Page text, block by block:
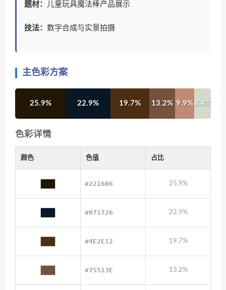
题材： 儿童玩具魔法棒产品展示
技法： 数字合成与实景拍摄
主色彩方案
25.9% 22.9% 19.7% 13.2% 9.9%8.4%
色彩详情
颜色 色值 占比
#221606 25.9%
#071726 22.9%
#4E2E12 19.7%
#75513E 13.2%